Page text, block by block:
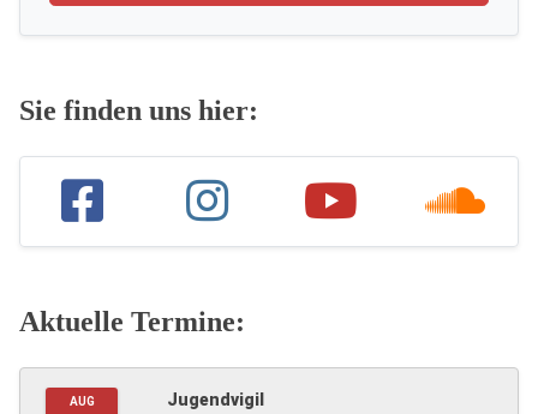
Sie finden uns hier:
Aktuelle Termine:
AUG
Jugendvigil